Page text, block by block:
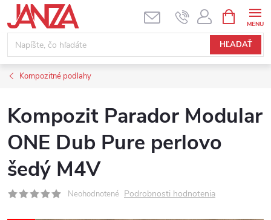
Prejsť na obsah
HĽADAŤ
Kompozitné podlahy
Kompozit Parador Modular
ONE Dub Pure perlovo
šedý M4V
Neohodnotené Podrobnosti hodnotenia